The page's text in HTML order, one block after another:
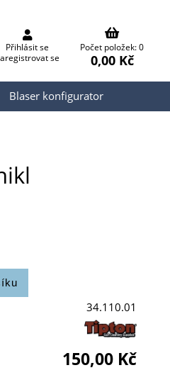
Přihlásit se
se
Počet položek: 0
0,00 Kč
Blaser konfigurator
34.110.01
150,00 Kč